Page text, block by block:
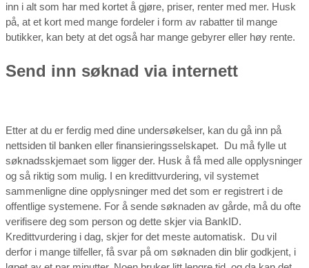
inn i alt som har med kortet å gjøre, priser, renter med mer. Husk
på, at et kort med mange fordeler i form av rabatter til mange
butikker, kan bety at det også har mange gebyrer eller høy rente.
Send inn søknad via internett
Etter at du er ferdig med dine undersøkelser, kan du gå inn på
nettsiden til banken eller finansieringsselskapet. Du må fylle ut
søknadsskjemaet som ligger der. Husk å få med alle opplysninger
og så riktig som mulig. I en kredittvurdering, vil systemet
sammenligne dine opplysninger med det som er registrert i de
offentlige systemene. For å sende søknaden av gårde, må du ofte
verifisere deg som person og dette skjer via BankID.
Kredittvurdering i dag, skjer for det meste automatisk. Du vil
derfor i mange tilfeller, få svar på om søknaden din blir godkjent, i